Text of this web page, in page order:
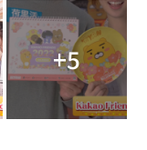
+5